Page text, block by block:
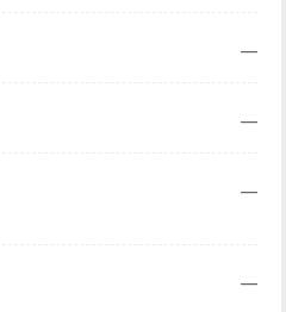
—
—
—
—